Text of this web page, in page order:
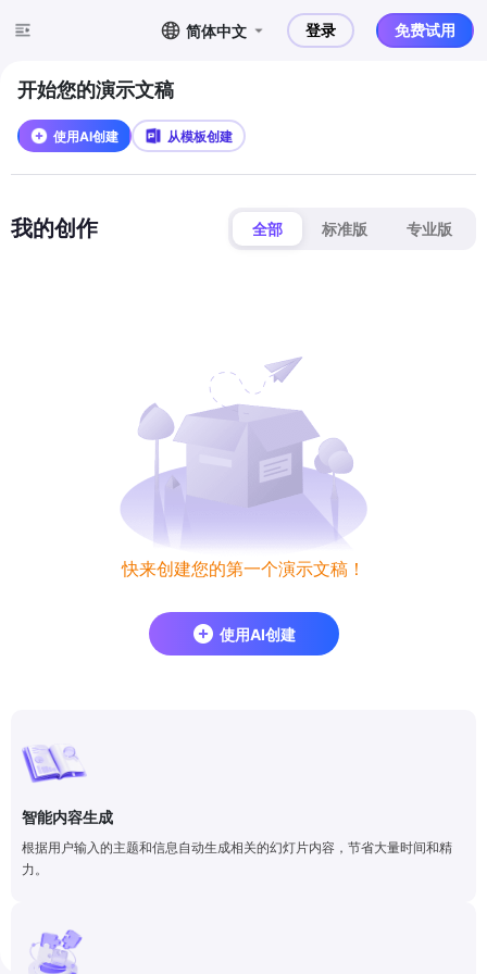
简体中文 登录 免费试用
开始您的演示文稿
使用AI创建 从模板创建
我的创作 全部 标准版 专业版
快来创建您的第一个演示文稿！
使用AI创建
智能内容生成
根据用户输入的主题和信息自动生成相关的幻灯片内容，节省大量时间和精
力。